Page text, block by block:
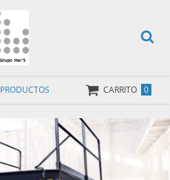
PRODUCTOS CARRITO 0